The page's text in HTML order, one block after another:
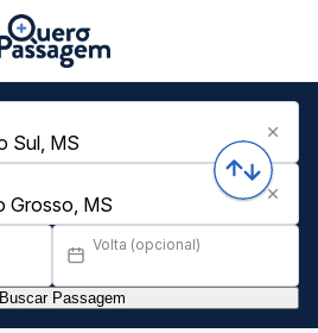
Volta (opcional)
Buscar Passagem